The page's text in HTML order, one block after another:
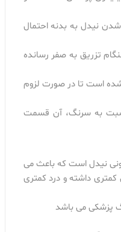
نیدل به بدنه احتمال
تزریق به صفر رسانده
است تا در صورت لزوم
به سرنگ، آن قسمت
نیدل است که باعث می
داشته و درد کمتری
پزشکی می باشد